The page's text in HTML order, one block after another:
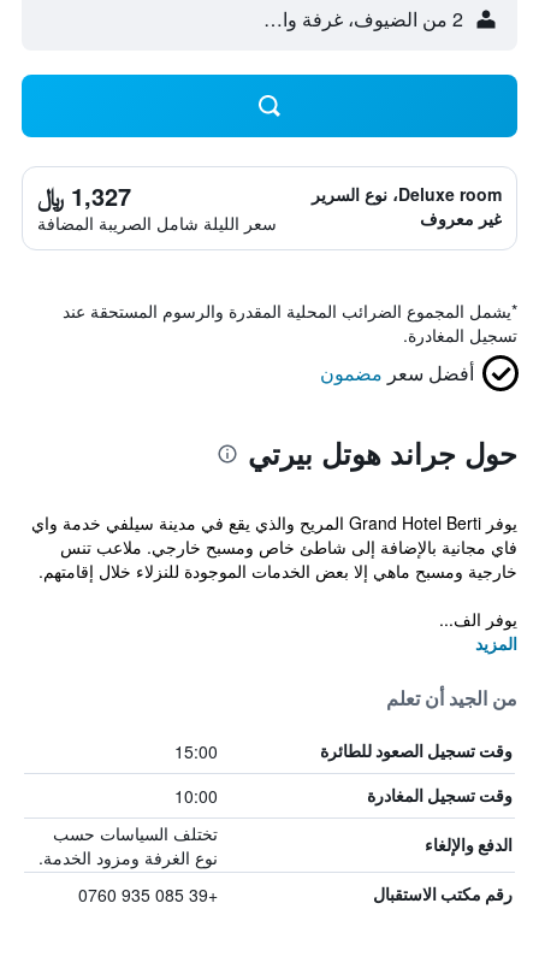
2 من الضيوف، غرفة واحدة
Deluxe room، نوع السرير
غير معروف
1,327 ﷼
سعر الليلة شامل الصريبة المضافة
*يشمل المجموع الضرائب المحلية المقدرة والرسوم المستحقة عند
تسجيل المغادرة.
أفضل سعر مضمون
حول جراند هوتل بيرتي
يوفر Grand Hotel Berti المريح والذي يقع في مدينة سيلفي خدمة واي
فاي مجانية بالإضافة إلى شاطئ خاص ومسبح خارجي. ملاعب تنس
خارجية ومسبح ماهي إلا بعض الخدمات الموجودة للنزلاء خلال إقامتهم.
يوفر الف...
المزيد
من الجيد أن تعلم
وقت تسجيل الصعود للطائرة 15:00
وقت تسجيل المغادرة 10:00
الدفع والإلغاء
تختلف السياسات حسب
نوع الغرفة ومزود الخدمة.
رقم مكتب الاستقبال +39 085 935 0760